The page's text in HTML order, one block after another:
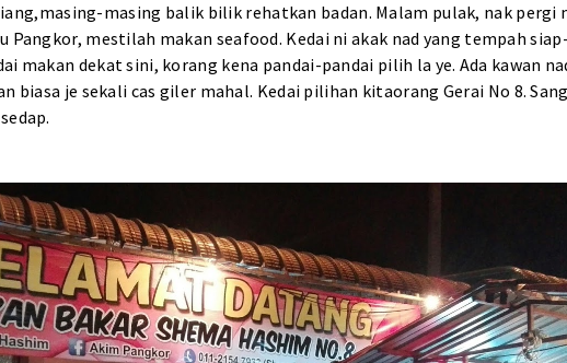
masing balik bilik rehatkan badan. Malam pulak, nak pergi
Pangkor, mestilah makan seafood. Kedai ni akak nad yang tempah
makan dekat sini, korang kena pandai-pandai pilih la ye. Ada kawan
biasa je sekali cas giler mahal. Kedai pilihan kitaorang Gerai No 8.